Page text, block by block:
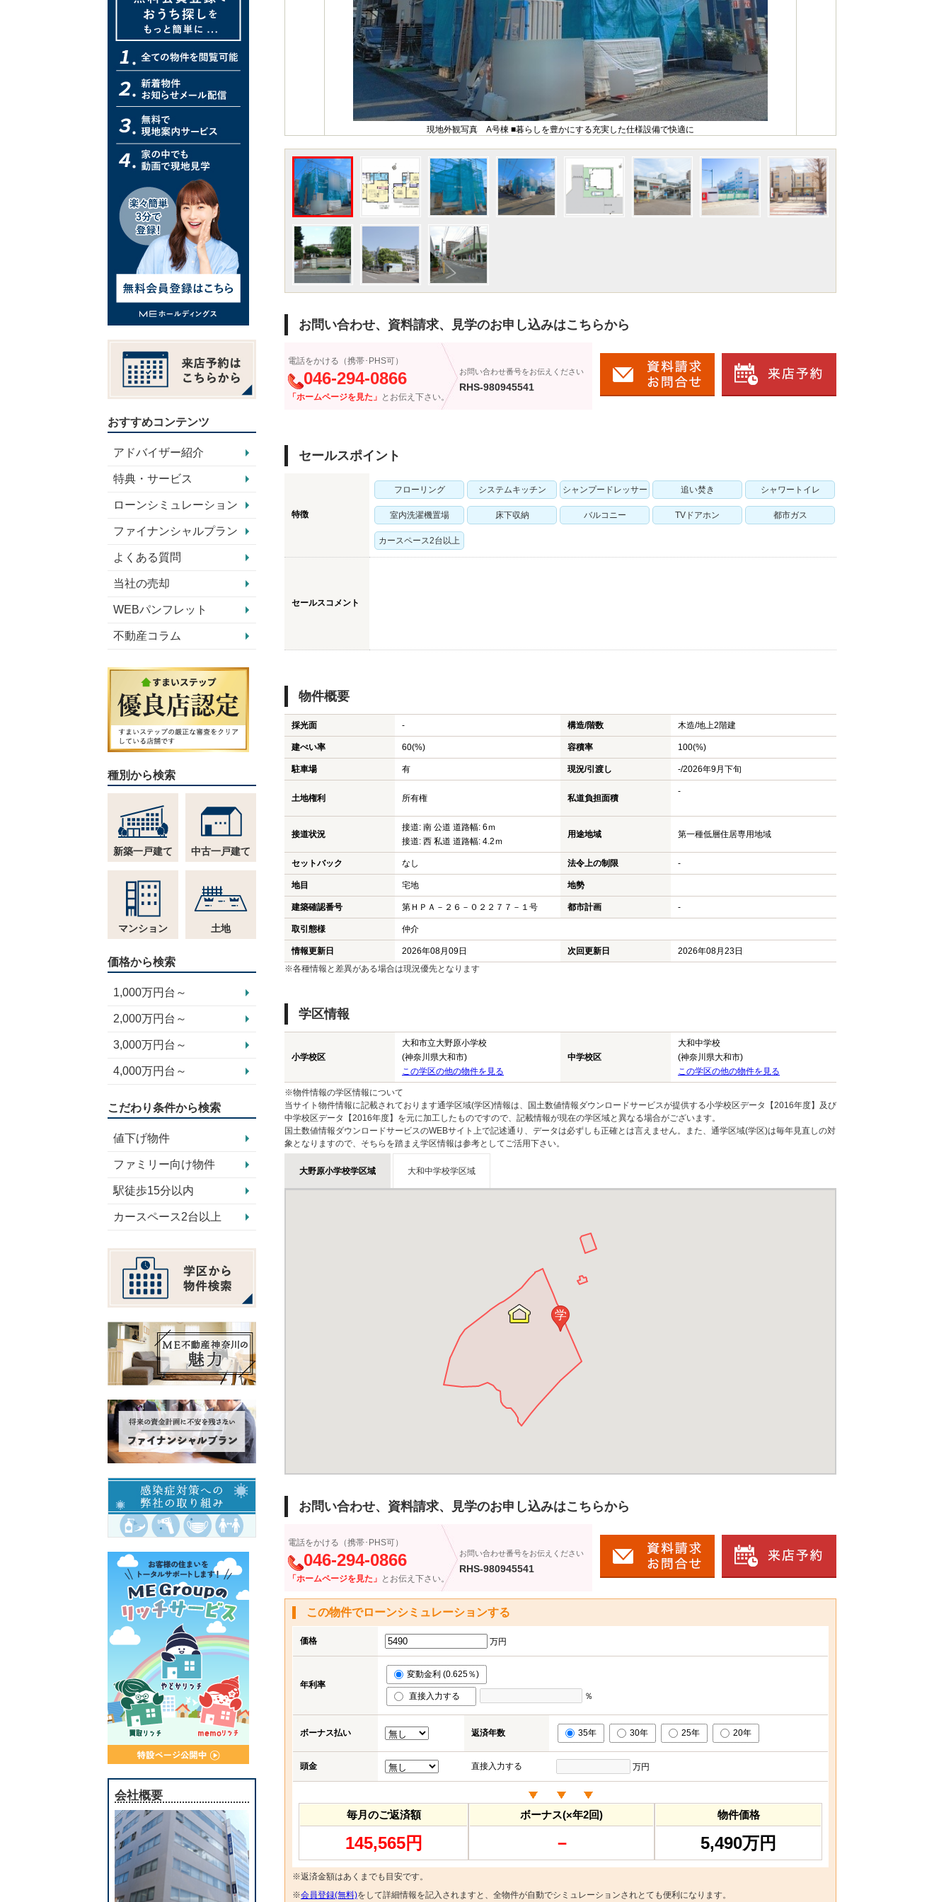
現地外観写真 A号棟 ■暮らしを豊かにする充実した仕様設備で快適に
お問い合わせ、資料請求、見学のお申し込みはこちらから
電話をかける（携帯･PHS可）
046-294-0866
「ホームページを見た」 とお伝え下さい。
お問い合わせ番号をお伝えください
RHS-980945541
セールスポイント
特徴
フローリング システムキッチン シャンプードレッサー 追い焚き シャワートイレ
室内洗濯機置場 床下収納 バルコニー TVドアホン 都市ガス
カースペース2台以上
セールスコメント
物件概要
採光面 - 構造/階数 木造/地上2階建
建ぺい率 60(%) 容積率 100(%)
駐車場 有 現況/引渡し -/2026年9月下旬
土地権利 所有権 私道負担面積
-
接道状況
接道: 南 公道 道路幅: 6ｍ
接道: 西 私道 道路幅: 4.2ｍ
用途地域 第一種低層住居専用地域
セットバック なし 法令上の制限 -
地目 宅地 地勢
建築確認番号 第ＨＰＡ－２６－０２２７７－１号 都市計画 -
取引態様 仲介
情報更新日 2026年08月09日 次回更新日
2026年08月23日
※各種情報と差異がある場合は現況優先となります
学区情報
小学校区
大和市立大野原小学校
(神奈川県大和市)
この学区の他の物件を見る
中学校区
大和中学校
(神奈川県大和市)
この学区の他の物件を見る
※物件情報の学区情報について
当サイト物件情報に記載されております通学区域(学区)情報は、国土数値情報ダウンロードサービスが提供する小学校区データ【2016年度】及び
中学校区データ【2016年度】を元に加工したものですので、記載情報が現在の学区域と異なる場合がございます。
国土数値情報ダウンロードサービスのWEBサイト上で記述通り、データは必ずしも正確とは言えません。また、通学区域(学区)は毎年見直しの対
象となりますので、そちらを踏まえ学区情報は参考としてご活用下さい。
大野原小学校学区域 大和中学校学区域
学
お問い合わせ、資料請求、見学のお申し込みはこちらから
電話をかける（携帯･PHS可）
046-294-0866
「ホームページを見た」 とお伝え下さい。
お問い合わせ番号をお伝えください
RHS-980945541
この物件でローンシミュレーションする
価格 万円
年利率
変動金利 (0.625％)
直接入力する ％
ボーナス払い 返済年数 35年 30年 25年 20年
頭金 直接入力する 万円
毎月のご返済額
145,565円
ボーナス(×年2回)
－
物件価格
5,490万円
※返済金額はあくまでも目安です。
※会員登録(無料)をして詳細情報を記入されますと、全物件が自動でシミュレーションされとても便利になります。
おすすめコンテンツ
アドバイザー紹介
特典・サービス
ローンシミュレーション
ファイナンシャルプラン
よくある質問
当社の売却
WEBパンフレット
不動産コラム
種別から検索
新築一戸建て 中古一戸建て
マンション 土地
価格から検索
1,000万円台～
2,000万円台～
3,000万円台～
4,000万円台～
こだわり条件から検索
値下げ物件
ファミリー向け物件
駅徒歩15分以内
カースペース2台以上
会社概要